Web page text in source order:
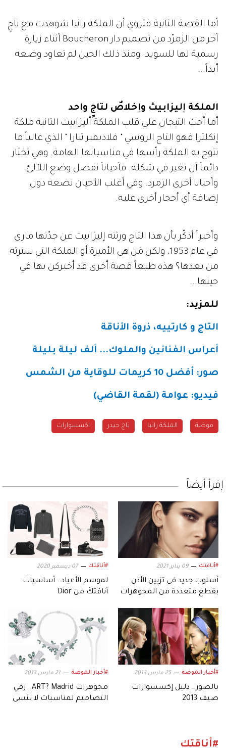
أما القصة الثانية فتروي أن الملكة رانيا شوهدت مع تاجٍ
آخر من الزمرّد من تصميم دار Boucheron أثناء زيارة
رسمية لها للسويد. ومنذ ذلك الحين لم تعاود وضعه
أبداً...
الملكة إليزابيث وإخلاصٌ لتاجٍ واحد
أما أحبّ التيجان على قلب الملكة أليزابيت الثانية ملكة
إنكلترا فهو التاج الروسي " فلاديمير تيارا " الذي غالباً ما
تتوج به الملكة رأسها في مناسباتها الهامة. وهي تختار
دائماً أن تغير في شكله. فأحياناً تفضل وضع اللآلئ،
وأحيانا أخرى الزمرد. وفي أغلب الأحيان تضعه دون
إضافة أي أحجار أخرى عليه.
وأخيراً أذكّر بأن هذا التاج ورثته إليزابيت عن جدّتها ماري
في عام 1953، ولكن مَن هي الأميرة أو الملكة التي سترثه
من بعدها؟ هذه طبعاً قصة أخرى قد أخبركن بها في
حينها...
للمزيد:
التاج و كارتييه، ذروة الأناقة
أعراس الفنانين والملوك... ألف ليلة بليلة
صور: أفضل 10 كريمات للوقاية من الشمس
فيديو: عوامة (لقمة القاضي)
موضة الملكة رانيا تاج حيدر اكسسوارات
إقرأ أيضاً
#أناقتك 09 يناير 2021
أسلوب جديد في تزيين الأذن
بقطع متعددة من المجوهرات
#أناقتك 07 ديسمبر 2020
لموسم الأعياد.. أساسيات
أناقتكَ من Dior
#أخبار الموضة 25 مارس 2013
بالصور.. دليل إكسسوارات
صيف 2013
#أخبار الموضة 21 مارس 2013
مجوهرات ART? Madrid.. رقي
التصاميم لمناسبات لا تنسى
#أناقتك